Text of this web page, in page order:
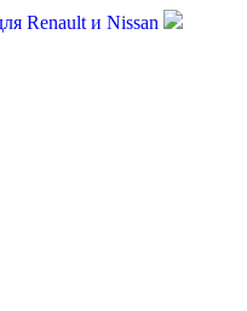
Renault и Nissan